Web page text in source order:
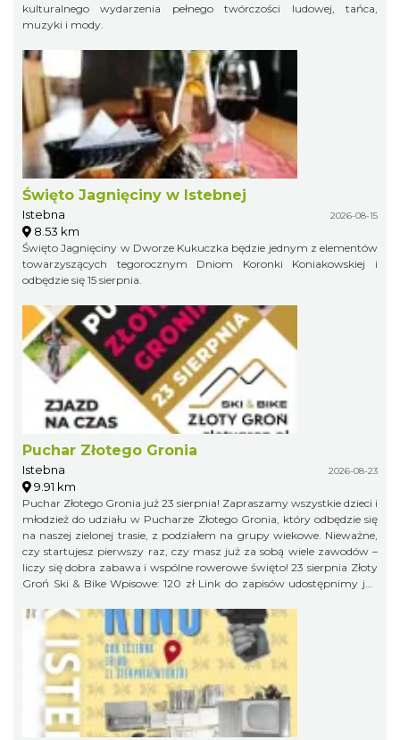
kulturalnego wydarzenia pełnego twórczości ludowej, tańca,
muzyki i mody.
Święto Jagnięciny w Istebnej
Istebna 2026-08-15
8.53 km
Święto Jagnięciny w Dworze Kukuczka będzie jednym z elementów
towarzyszących tegorocznym Dniom Koronki Koniakowskiej i
odbędzie się 15 sierpnia.
Puchar Złotego Gronia
Istebna 2026-08-23
9.91 km
Puchar Złotego Gronia już 23 sierpnia! Zapraszamy wszystkie dzieci i
młodzież do udziału w Pucharze Złotego Gronia, który odbędzie się
na naszej zielonej trasie, z podziałem na grupy wiekowe. Nieważne,
czy startujesz pierwszy raz, czy masz już za sobą wiele zawodów –
liczy się dobra zabawa i wspólne rowerowe święto! 23 sierpnia Złoty
Groń Ski & Bike Wpisowe: 120 zł Link do zapisów udostępnimy już
przegapić!